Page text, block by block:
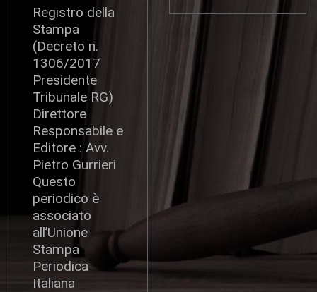
Registro della
Stampa
(Decreto n.
1306/2017
Presidente
Tribunale RG)
Direttore
Responsabile e
Editore : Avv.
Pietro Gurrieri
Questo
periodico è
associato
all’Unione
Stampa
Periodica
Italiana